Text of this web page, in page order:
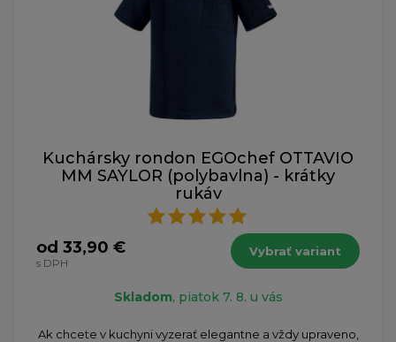
Kuchársky rondon EGOchef OTTAVIO
MM SAYLOR (polybavlna) - krátky
rukáv
od 33,90 €
s DPH
Vybrať variant
Skladom, piatok 7. 8. u vás
Ak chcete v kuchyni vyzerať elegantne a vždy upraveno,